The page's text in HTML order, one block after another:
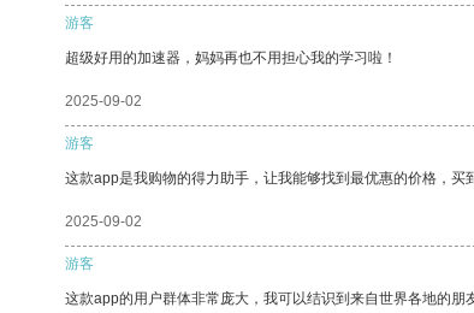
游客
超级好用的加速器，妈妈再也不用担心我的学习啦！
2025-09-02
游客
这款app是我购物的得力助手，让我能够找到最优惠的价格，买
2025-09-02
游客
这款app的用户群体非常庞大，我可以结识到来自世界各地的朋